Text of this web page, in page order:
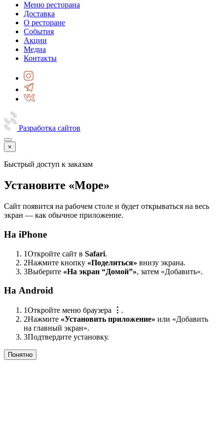
Меню ресторана
Доставка
О ресторане
События
Акции
Медиа
Контакты
Разработка сайтов
×
Быстрый доступ к заказам
Установите «Море»
Сайт появится на рабочем столе и будет открываться на весь
экран — как обычное приложение.
На iPhone
1Откройте сайт в Safari.
2Нажмите кнопку «Поделиться» внизу экрана.
3Выберите «На экран “Домой”», затем «Добавить».
На Android
1Откройте меню браузера ⋮ .
2Нажмите «Установить приложение» или «Добавить
на главный экран».
3Подтвердите установку.
Понятно